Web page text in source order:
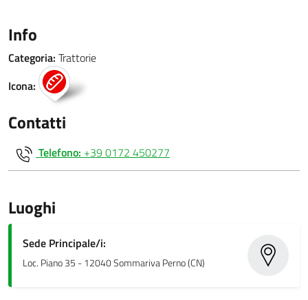
Info
Categoria: Trattorie
Icona:
Contatti
Telefono: +39 0172 450277
Luoghi
Sede Principale/i:
Loc. Piano 35 - 12040 Sommariva Perno (CN)